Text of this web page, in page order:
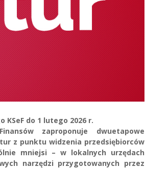
do 1 lutego 2026 r.
zaproponuje dwuetapowe
z punktu widzenia przedsiębiorców
mniejsi – w lokalnych urzędach
narzędzi przygotowanych przez